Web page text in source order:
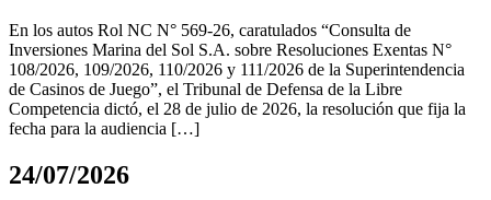
En los autos Rol NC N° 569-26, caratulados “Consulta de
Inversiones Marina del Sol S.A. sobre Resoluciones Exentas N°
108/2026, 109/2026, 110/2026 y 111/2026 de la Superintendencia
de Casinos de Juego”, el Tribunal de Defensa de la Libre
Competencia dictó, el 28 de julio de 2026, la resolución que fija la
fecha para la audiencia […]
24/07/2026